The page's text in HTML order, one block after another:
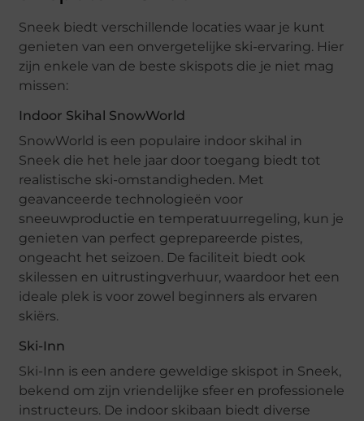
Sneek biedt verschillende locaties waar je kunt
genieten van een onvergetelijke ski-ervaring. Hier
zijn enkele van de beste skispots die je niet mag
missen:
Indoor Skihal SnowWorld
SnowWorld is een populaire indoor skihal in
Sneek die het hele jaar door toegang biedt tot
realistische ski-omstandigheden. Met
geavanceerde technologieën voor
sneeuwproductie en temperatuurregeling, kun je
genieten van perfect geprepareerde pistes,
ongeacht het seizoen. De faciliteit biedt ook
skilessen en uitrustingverhuur, waardoor het een
ideale plek is voor zowel beginners als ervaren
skiërs.
Ski-Inn
Ski-Inn is een andere geweldige skispot in Sneek,
bekend om zijn vriendelijke sfeer en professionele
instructeurs. De indoor skibaan biedt diverse